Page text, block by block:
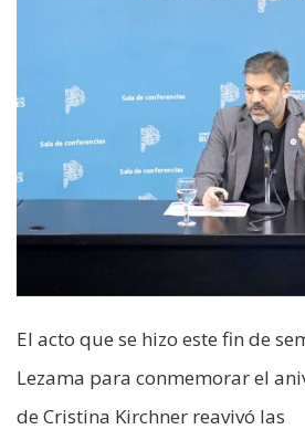
El acto que se hizo este fin de
Lezama para conmemorar el
de Cristina Kirchner reavivó las